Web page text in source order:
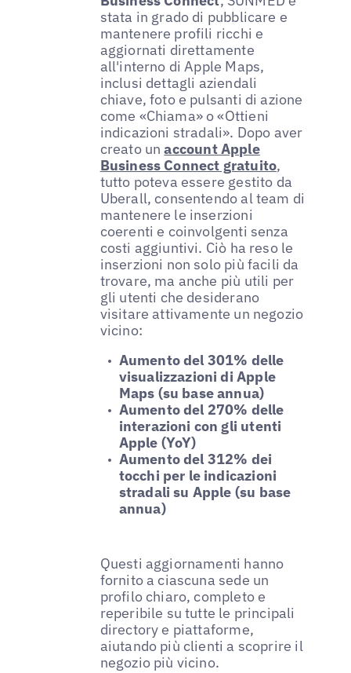
stata in grado di pubblicare e
mantenere profili ricchi e
aggiornati direttamente
all'interno di Apple Maps,
inclusi dettagli aziendali
chiave, foto e pulsanti di azione
come «Chiama» o «Ottieni
indicazioni stradali». Dopo aver
creato unaccount Apple
Business Connect gratuito,
tutto poteva essere gestito da
Uberall, consentendo al team di
mantenere le inserzioni
coerenti e coinvolgenti senza
costi aggiuntivi. Ciò ha reso le
inserzioni non solo più facili da
trovare, ma anche più utili per
gli utenti che desiderano
visitare attivamente un negozio
vicino:
Aumento del 301% delle
visualizzazioni di Apple
Maps (su base annua)
Aumento del 270% delle
interazioni con gli utenti
Apple (YoY)
Aumento del 312% dei
tocchi per le indicazioni
stradali su Apple (su base
annua)
Questi aggiornamenti hanno
fornito a ciascuna sede un
profilo chiaro, completo e
reperibile su tutte le principali
directory e piattaforme,
aiutando più clienti a scoprire il
negozio più vicino.